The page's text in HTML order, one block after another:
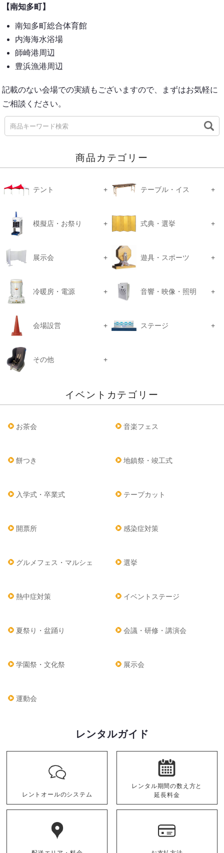
商品カテゴリー
テント テーブル・イス
模擬店・お祭り 式典・選挙
展示会 遊具・スポーツ
冷暖房・電源 音響・映像・照明
会場設営 ステージ
その他
イベントカテゴリー
お茶会 音楽フェス
餅つき 地鎮祭・竣工式
入学式・卒業式 テープカット
開票所 感染症対策
グルメフェス・マルシェ 選挙
熱中症対策 イベントステージ
夏祭り・盆踊り 会議・研修・講演会
学園祭・文化祭 展示会
運動会
レンタルガイド
レントオールのシステム
レンタル期間の数え方と
延長料金
【南知多町】
南知多町総合体育館
内海海水浴場
師崎港周辺
豊浜漁港周辺
記載のない会場での実績もございますので、まずはお気軽に
ご相談ください。